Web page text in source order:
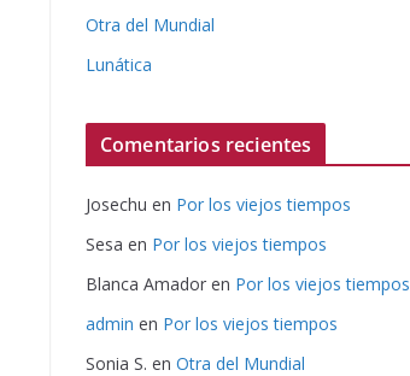
Otra del Mundial
Lunática
Comentarios recientes
Josechu en Por los viejos tiempos
Sesa en Por los viejos tiempos
Blanca Amador en Por los viejos tiempos
admin en Por los viejos tiempos
Sonia S. en Otra del Mundial